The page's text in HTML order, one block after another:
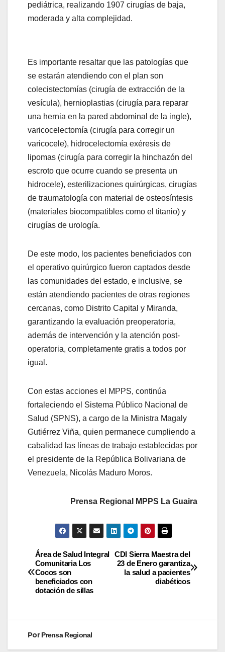
pediátrica, realizando 1907 cirugías de baja,
moderada y alta complejidad.
Es importante resaltar que las patologías que
se estarán atendiendo con el plan son
colecistectomías (cirugía de extracción de la
vesícula), hernioplastias (cirugía para reparar
una hernia en la pared abdominal de la ingle),
varicocelectomía (cirugía para corregir un
varicocele), hidrocelectomía exéresis de
lipomas (cirugía para corregir la hinchazón del
escroto que ocurre cuando se presenta un
hidrocele), esterilizaciones quirúrgicas, cirugías
de traumatología con material de osteosíntesis
(materiales biocompatibles como el titanio) y
cirugías de urología.
De este modo, los pacientes beneficiados con
el operativo quirúrgico fueron captados desde
las comunidades del estado, e inclusive, se
están atendiendo pacientes de otras regiones
cercanas, como Distrito Capital y Miranda,
garantizando la evaluación preoperatoria,
además de intervención y la atención post-
operatoria, completamente gratis a todos por
igual.
Con estas acciones el MPPS, continúa
fortaleciendo el Sistema Público Nacional de
Salud (SPNS), a cargo de la Ministra Magaly
Gutiérrez Viña, quien permanece cumpliendo a
cabalidad las líneas de trabajo establecidas por
el presidente de la República Bolivariana de
Venezuela, Nicolás Maduro Moros.
Prensa Regional MPPS La Guaira
CDI Sierra Maestra del
23 de Enero garantiza
la salud a pacientes
diabéticos
Área de Salud Integral
Comunitaria Los
Cocos son
beneficiados con
dotación de sillas
PorPrensa Regional